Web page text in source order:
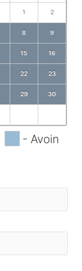
1 2
8 9
15 16
22 23
29 30
- Avoin